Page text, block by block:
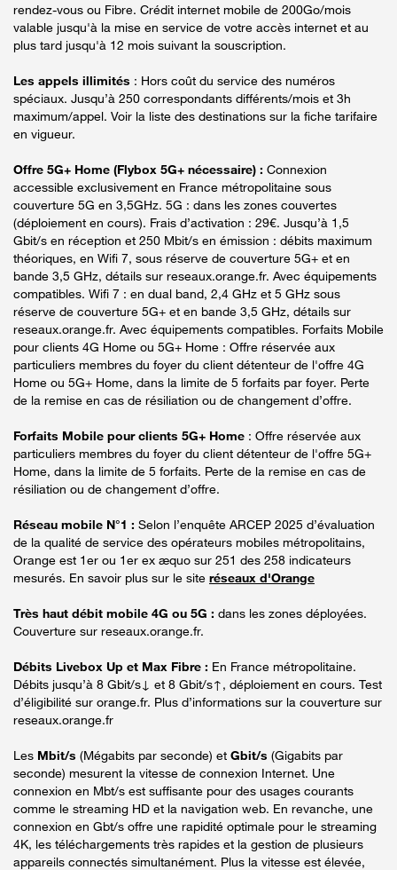
rendez-vous ou Fibre. Crédit internet mobile de 200Go/mois
valable jusqu'à la mise en service de votre accès internet et au
plus tard jusqu'à 12 mois suivant la souscription.
Les appels illimités : Hors coût du service des numéros
spéciaux. Jusqu’à 250 correspondants différents/mois et 3h
maximum/appel. Voir la liste des destinations sur la fiche tarifaire
en vigueur.
Offre 5G+ Home (Flybox 5G+ nécessaire) : Connexion
accessible exclusivement en France métropolitaine sous
couverture 5G en 3,5GHz. 5G : dans les zones couvertes
(déploiement en cours). Frais d’activation : 29€. Jusqu’à 1,5
Gbit/s en réception et 250 Mbit/s en émission : débits maximum
théoriques, en Wifi 7, sous réserve de couverture 5G+ et en
bande 3,5 GHz, détails sur reseaux.orange.fr. Avec équipements
compatibles. Wifi 7 : en dual band, 2,4 GHz et 5 GHz sous
réserve de couverture 5G+ et en bande 3,5 GHz, détails sur
reseaux.orange.fr. Avec équipements compatibles. Forfaits Mobile
pour clients 4G Home ou 5G+ Home : Offre réservée aux
particuliers membres du foyer du client détenteur de l'offre 4G
Home ou 5G+ Home, dans la limite de 5 forfaits par foyer. Perte
de la remise en cas de résiliation ou de changement d’offre.
Forfaits Mobile pour clients 5G+ Home : Offre réservée aux
particuliers membres du foyer du client détenteur de l'offre 5G+
Home, dans la limite de 5 forfaits. Perte de la remise en cas de
résiliation ou de changement d’offre.
Réseau mobile N°1 : Selon l’enquête ARCEP 2025 d’évaluation
de la qualité de service des opérateurs mobiles métropolitains,
Orange est 1er ou 1er ex æquo sur 251 des 258 indicateurs
mesurés. En savoir plus sur le site réseaux d'Orange
Très haut débit mobile 4G ou 5G : dans les zones déployées.
Couverture sur reseaux.orange.fr.
Débits Livebox Up et Max Fibre : En France métropolitaine.
Débits jusqu’à 8 Gbit/s↓ et 8 Gbit/s↑, déploiement en cours. Test
d’éligibilité sur orange.fr. Plus d’informations sur la couverture sur
reseaux.orange.fr
Les Mbit/s (Mégabits par seconde) et Gbit/s (Gigabits par
seconde) mesurent la vitesse de connexion Internet. Une
connexion en Mbt/s est suffisante pour des usages courants
comme le streaming HD et la navigation web. En revanche, une
connexion en Gbt/s offre une rapidité optimale pour le streaming
4K, les téléchargements très rapides et la gestion de plusieurs
appareils connectés simultanément. Plus la vitesse est élevée,